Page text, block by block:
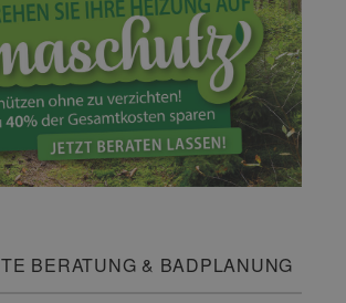
BERATUNG & BADPLANUNG